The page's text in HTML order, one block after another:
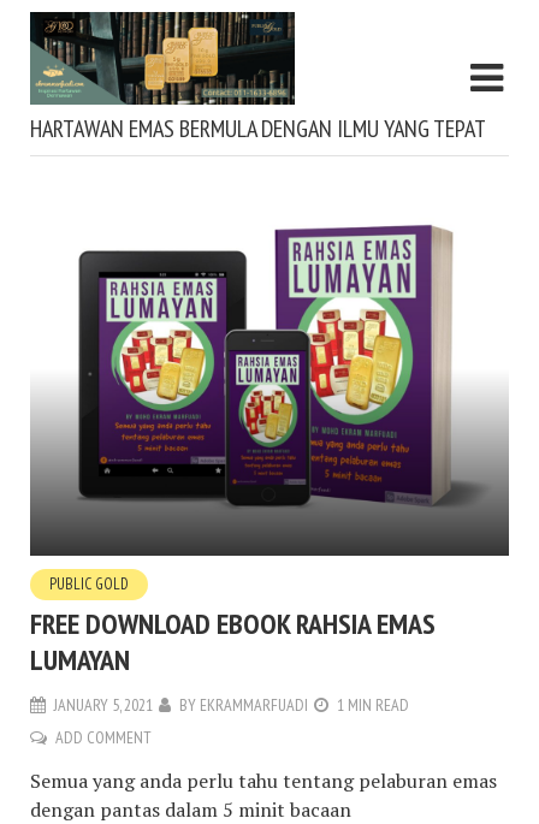
HARTAWAN EMAS BERMULA DENGAN ILMU YANG TEPAT
PUBLIC GOLD
FREE DOWNLOAD EBOOK RAHSIA EMAS
LUMAYAN
JANUARY 5, 2021 BY EKRAMMARFUADI
1 MIN READ
ADD COMMENT
Semua yang anda perlu tahu tentang pelaburan emas
dengan pantas dalam 5 minit bacaan